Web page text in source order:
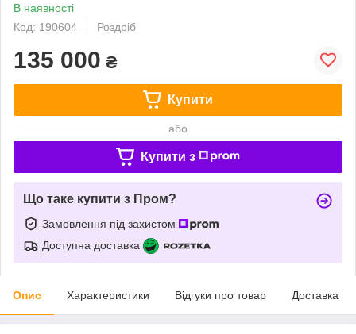
В наявності
Код: 190604
Роздріб
135 000 ₴
Купити
або
Купити з
Що таке купити з Пром?
Замовлення під захистом
Доступна доставка
Опис Характеристики Відгуки про товар Доставка